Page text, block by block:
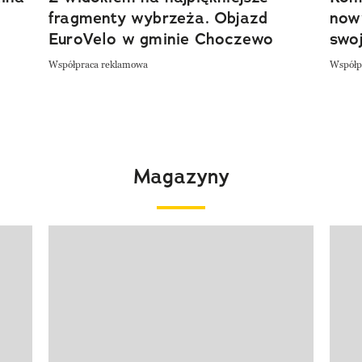
fragmenty wybrzeża. Objazd
EuroVelo w gminie Choczewo
Współpraca reklamowa
Magazyny